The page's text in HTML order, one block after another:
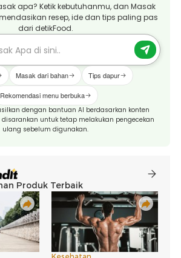
apa? Ketik kebutuhanmu, dan Masak
resep, ide dan tips paling pas
dari detikFood.
Masak dari bahan Tips dapur
Rekomendasi menu berbuka
dengan bantuan AI berdasarkan konten
disarankan untuk tetap melakukan pengecekan
ulang sebelum digunakan.